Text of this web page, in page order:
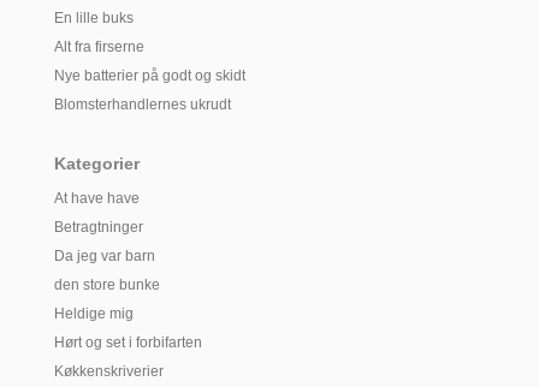
En lille buks
Alt fra firserne
Nye batterier på godt og skidt
Blomsterhandlernes ukrudt
Kategorier
At have have
Betragtninger
Da jeg var barn
den store bunke
Heldige mig
Hørt og set i forbifarten
Køkkenskriverier